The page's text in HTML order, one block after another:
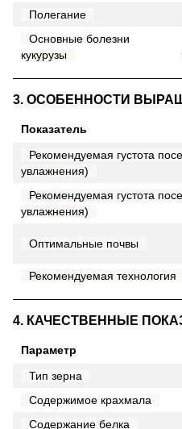
Полегание
Основные болезни
кукурузы
3. ОСОБЕННОСТИ
Показатель
Рекомендуемая густота
увлажнения)
Рекомендуемая густота
увлажнения)
Оптимальные почвы
Рекомендуемая технология
4. КАЧЕСТВЕННЫЕ
Параметр
Тип зерна
Содержимое крахмала
Содержание белка